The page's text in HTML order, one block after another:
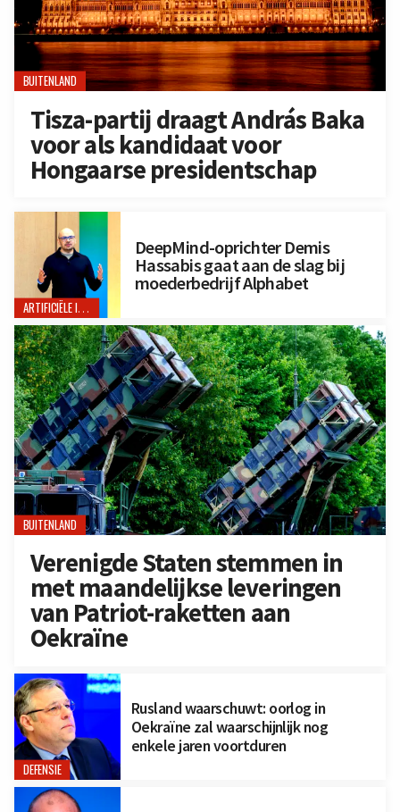
BUITENLAND
Tisza-partij draagt András Baka
voor als kandidaat voor
Hongaarse presidentschap
ARTIFICIËLE INTELLIGENTIE
DeepMind-oprichter Demis
Hassabis gaat aan de slag bij
moederbedrijf Alphabet
BUITENLAND
Verenigde Staten stemmen in
met maandelijkse leveringen
van Patriot-raketten aan
Oekraïne
DEFENSIE
Rusland waarschuwt: oorlog in
Oekraïne zal waarschijnlijk nog
enkele jaren voortduren